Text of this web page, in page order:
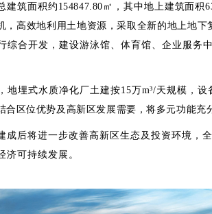
建筑面积约154847.80㎡，其中地上建筑面积
，高效地利用土地资源，采取全新的地上地
综合开发，建设游泳馆、体育馆、企业服务
地埋式水质净化厂土建按15万m³/天规模，设
合区位优势及高新区发展需要，将多元功能充
成后将进一步改善高新区生态及投资环境，
济可持续发展。